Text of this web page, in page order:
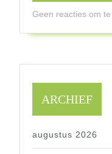
Geen reacties om te
ARCHIEF
augustus 2026